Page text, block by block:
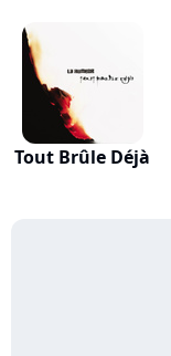
Tout Brûle Déjà